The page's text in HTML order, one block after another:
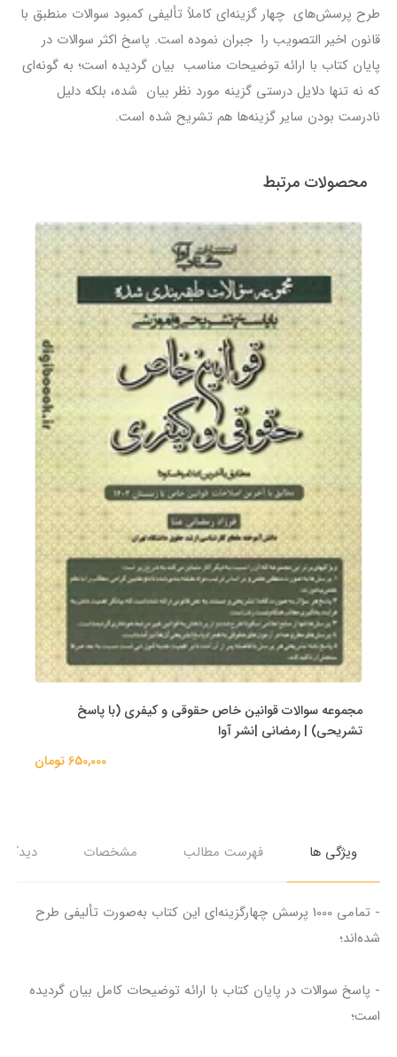
طرح پرسش‌های چهار گزینه‌ای کاملاً تألیفی کمبود سوالات منطبق با
قانون اخیر التصویب را جبران نموده است. پاسخ اکثر سوالات در
پایان کتاب با ارائه توضیحات مناسب بیان گردیده است؛ به گونه‌ای
که نه تنها دلایل درستی گزینه مورد نظر بیان شده، بلکه دلیل
نادرست بودن سایر گزینه‌ها هم تشریح شده است.
محصولات مرتبط
مجموعه سوالات قوانین خاص حقوقی و کیفری (با پاسخ
تشریحی) | رمضانی |نشر آوا
650,000 تومان
ویژگی ها فهرست مطالب مشخصات
- تمامی 1000 پرسش‌ چهارگزینه‌ای این کتاب به‌صورت تألیفی طرح
شده‌اند؛
- پاسخ سوالات در پایان کتاب با ارائه توضیحات کامل بیان گردیده
است؛